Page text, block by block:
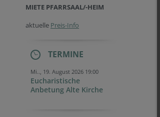
MIETE PFARRSAAL/-HEIM
aktuelle Preis-Info
TERMINE
Mi.., 19. August 2026 19:00
Eucharistische
Anbetung Alte Kirche